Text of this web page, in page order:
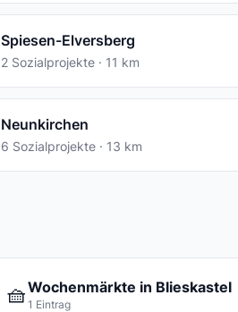
Spiesen-Elversberg
2 Sozialprojekte · 11 km
Neunkirchen
6 Sozialprojekte · 13 km
🧺Wochenmärkte in Blieskastel
1 Eintrag